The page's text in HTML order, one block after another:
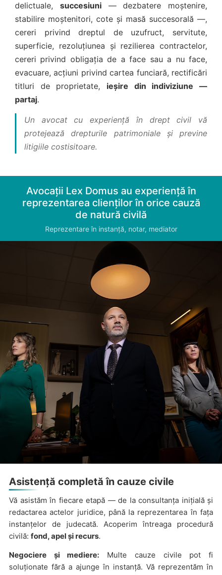
delictuale, succesiuni— dezbatere moștenire,
stabilire moștenitori, cote și masă succesorală —,
cereri privind dreptul de uzufruct, servitute,
superficie, rezoluțiunea și rezilierea contractelor,
cereri privind obligația de a face sau a nu face,
evacuare, acțiuni privind cartea funciară, rectificări
titluri de proprietate, ieșire din indiviziune —
partaj.
Un avocat cu experiență în drept civil vă
protejează drepturile patrimoniale și previne
litigiile costisitoare.
Avocații Lex Domus au experiență în
reprezentarea clienților în orice cauză
de natură civilă
Reprezentare în instanță, notar, mediator
Asistență completă în cauze civile
Vă asistăm în fiecare etapă — de la consultanța inițială și
redactarea actelor juridice, până la reprezentarea în fața
instanțelor de judecată. Acoperim întreaga procedură
civilă: fond, apel și recurs.
Negociere și mediere: Multe cauze civile pot fi
soluționate fără a ajunge în instanță. Vă reprezentăm în